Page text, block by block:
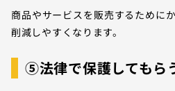
商品やサービスを販売するために
削減しやすくなります。
⑤法律で保護してもら